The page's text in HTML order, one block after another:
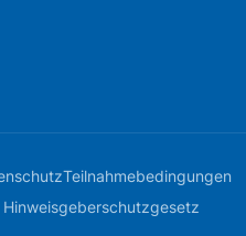
Teilnahme­­bedingungen
Hinweisgeberschutzgesetz